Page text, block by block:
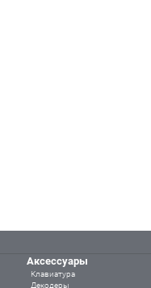
Аксессуары
Клавиатура
Декодеры